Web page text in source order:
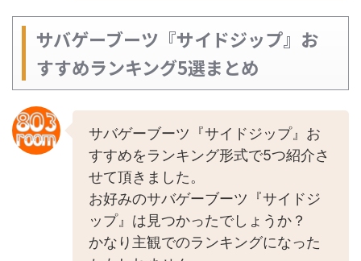
サバゲーブーツ『サイドジップ』お
すすめランキング5選まとめ
サバゲーブーツ『サイドジップ』お
すすめをランキング形式で5つ紹介さ
せて頂きました。
お好みのサバゲーブーツ『サイドジ
ップ』は見つかったでしょうか？
かなり主観でのランキングになった